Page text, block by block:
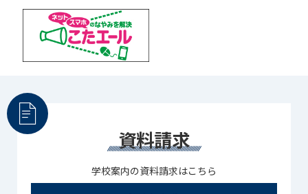
資料請求
学校案内の資料請求はこちら